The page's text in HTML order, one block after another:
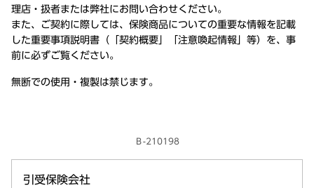
理店・扱者または弊社にお問い合わせください。
また、ご契約に際しては、保険商品についての重要な情報を記載
した重要事項説明書（「契約概要」「注意喚起情報」等）を、事
前に必ずご覧ください。
無断での使用・複製は禁じます。
Ｂ-210198
引受保険会社